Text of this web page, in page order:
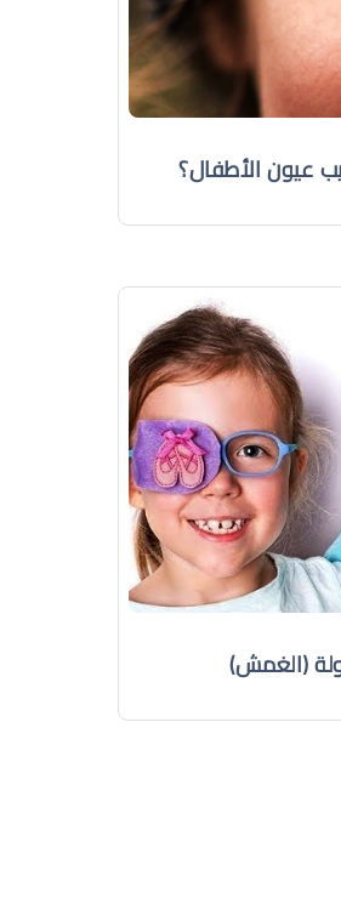
عيون الأطفال؟
(الغمش)